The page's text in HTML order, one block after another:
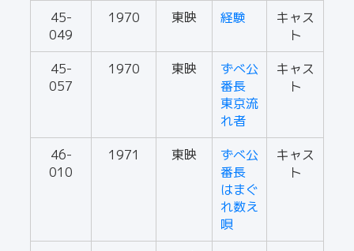
45-
049
1970 東映 経験
キャス
ト
45-
057
1970 東映
ずべ公
番長
東京流
れ者
キャス
ト
46-
010
1971 東映
ずべ公
番長
はまぐ
れ数え
唄
キャス
ト